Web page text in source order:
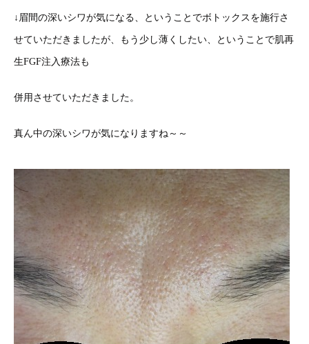
↓眉間の深いシワが気になる、ということでボトックスを施行さ
せていただきましたが、もう少し薄くしたい、ということで肌再
生FGF注入療法も
併用させていただきました。
真ん中の深いシワが気になりますね～～